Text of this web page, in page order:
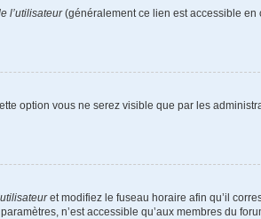
l’utilisateur(généralement ce lien est accessible en
option vous ne serez visible que par les
et modifiez le fuseau horaire afin qu’il
n’est accessible qu’aux membres du